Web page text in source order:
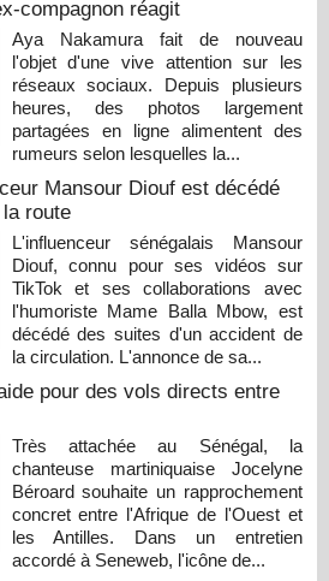
compagnon réagit
Aya Nakamura fait de nouveau
l'objet d'une vive attention sur les
réseaux sociaux. Depuis plusieurs
heures, des photos largement
partagées en ligne alimentent des
rumeurs selon lesquelles la...
Mansour Diouf est décédé
route
L'influenceur sénégalais Mansour
Diouf, connu pour ses vidéos sur
TikTok et ses collaborations avec
l'humoriste Mame Balla Mbow, est
décédé des suites d'un accident de
la circulation. L'annonce de sa...
pour des vols directs entre
Très attachée au Sénégal, la
chanteuse martiniquaise Jocelyne
Béroard souhaite un rapprochement
concret entre l'Afrique de l'Ouest et
les Antilles. Dans un entretien
accordé à Seneweb, l'icône de...